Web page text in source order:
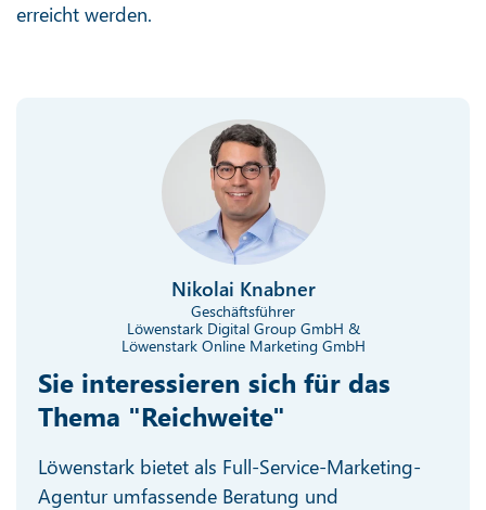
erreicht werden.
Nikolai Knabner
Geschäftsführer
Löwenstark Digital Group GmbH &
Löwenstark Online Marketing GmbH
Sie interessieren sich für das
Thema "Reichweite"
Löwenstark bietet als Full-Service-Marketing-
Agentur umfassende Beratung und